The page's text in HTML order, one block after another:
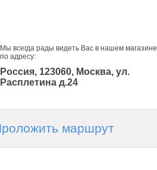
Мы всегда рады видеть Вас в нашем магазине
по адресу:
Россия, 123060, Москва, ул.
Расплетина д.24
маршрут